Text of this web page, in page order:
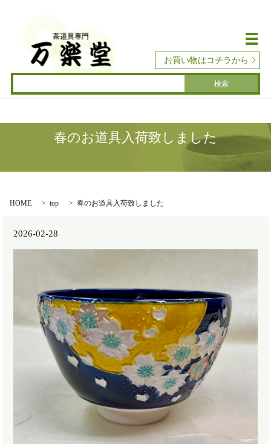
メ
お買い物はコチラから
春のお道具入荷致しました
HOME top 春のお道具入荷致しました
2026-02-28